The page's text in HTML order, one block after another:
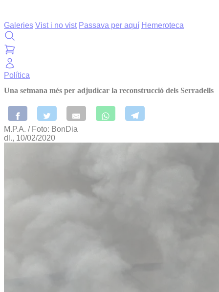
Galeries Vist i no vist Passava per aquí Hemeroteca
Política
Una setmana més per adjudicar la reconstrucció dels Serradells
M.P.A. / Foto: BonDia
dl., 10/02/2020